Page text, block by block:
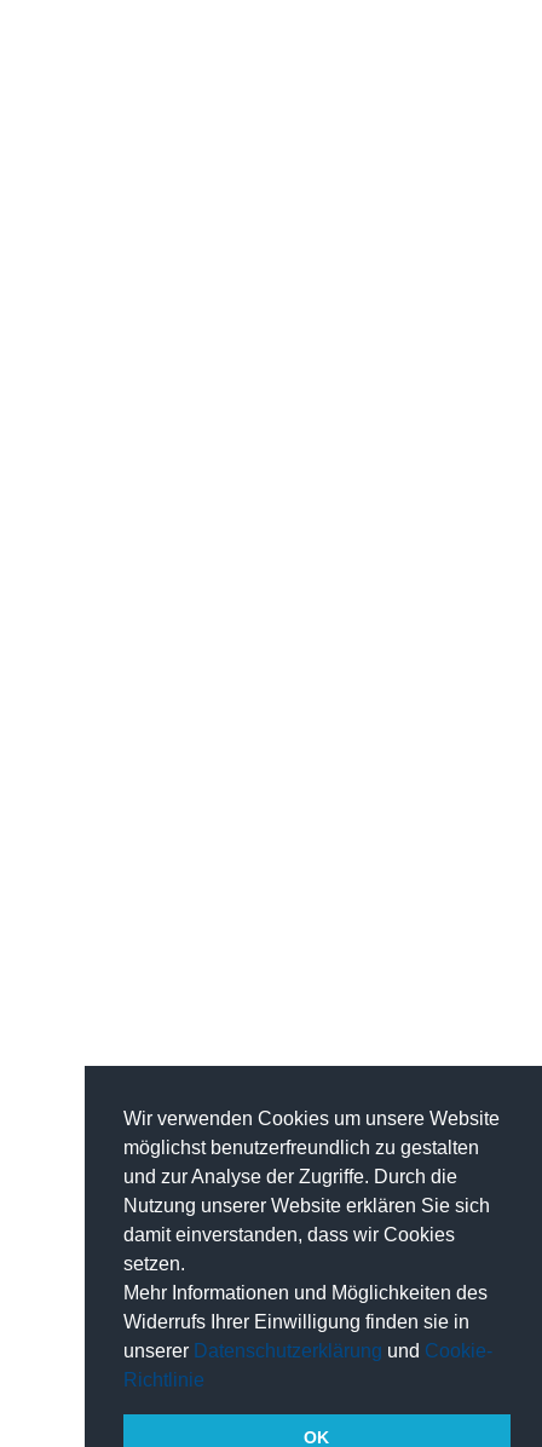
Wir verwenden Cookies um unsere Website
möglichst benutzerfreundlich zu gestalten
und zur Analyse der Zugriffe. Durch die
Nutzung unserer Website erklären Sie sich
damit einverstanden, dass wir Cookies
setzen.
Mehr Informationen und Möglichkeiten des
Widerrufs Ihrer Einwilligung finden sie in
unserer Datenschutzerklärung und Cookie-
Richtlinie
OK